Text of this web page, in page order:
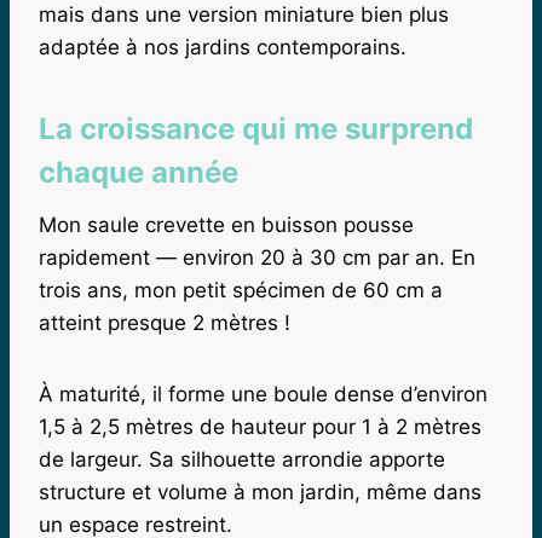
mais dans une version miniature bien plus
adaptée à nos jardins contemporains.
La croissance qui me surprend
chaque année
Mon saule crevette en buisson pousse
rapidement — environ 20 à 30 cm par an. En
trois ans, mon petit spécimen de 60 cm a
atteint presque 2 mètres !
À maturité, il forme une boule dense d’environ
1,5 à 2,5 mètres de hauteur pour 1 à 2 mètres
de largeur. Sa silhouette arrondie apporte
structure et volume à mon jardin, même dans
un espace restreint.